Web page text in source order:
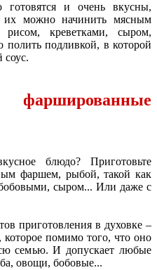
и очень вкусны,
можно начинить мясным
креветками, сыром,
подливкой, в которой
соус.
фаршированные
блюдо? Приготовьте
фаршем, рыбой, такой как
сыром... Или даже с
приготовления в духовке –
помимо того, что оно
семью. И допускает любые
овощи, бобовые...